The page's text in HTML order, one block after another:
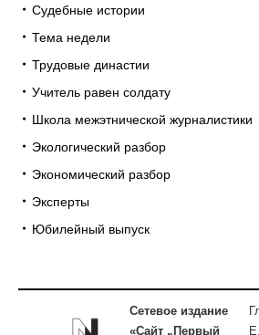
Судебные истории
Тема недели
Трудовые династии
Учитель равен солдату
Школа межэтнической журналистики
Экологический разбор
Экономический разбор
Эксперты
Юбилейный выпуск
Сетевое издание
«Сайт „Первый